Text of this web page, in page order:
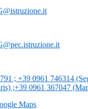
; +39 0961 746314
;+39 0961 367047
Maps